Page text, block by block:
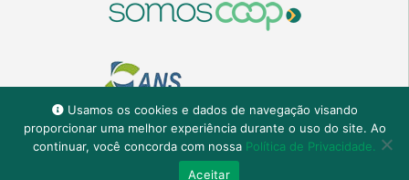
Usamos os cookies e dados de navegação visando
proporcionar uma melhor experiência durante o uso do site. Ao
continuar, você concorda com nossa Política de Privacidade.
Aceitar